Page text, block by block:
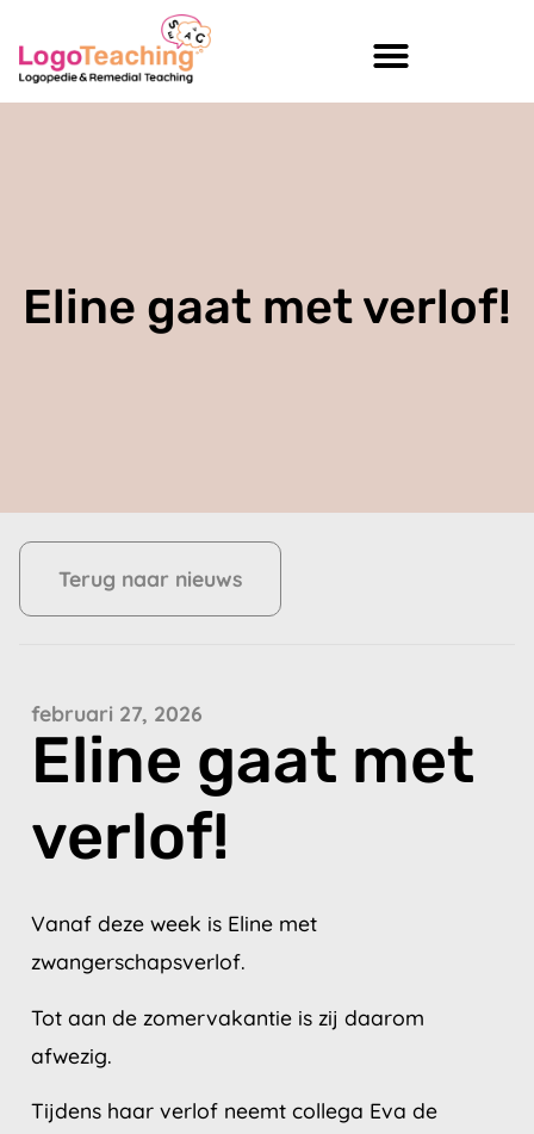
Eline gaat met verlof!
Terug naar nieuws
februari 27, 2026
Eline gaat met
verlof!
Vanaf deze week is Eline met
zwangerschapsverlof.
Tot aan de zomervakantie is zij daarom
afwezig.
Tijdens haar verlof neemt collega Eva de